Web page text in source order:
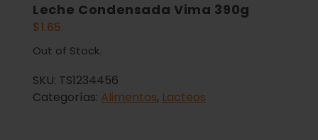
Leche Condensada Vima 390g
$1.65
Out of Stock.
SKU: TS1234456
Categorías: Alimentos, Lacteos